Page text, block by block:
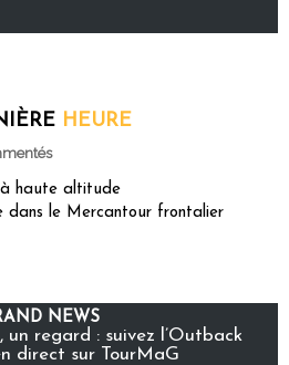
HEURE
à haute altitude
dans le Mercantour frontalier
NEWS
un regard : suivez l’Outback
direct sur TourMaG